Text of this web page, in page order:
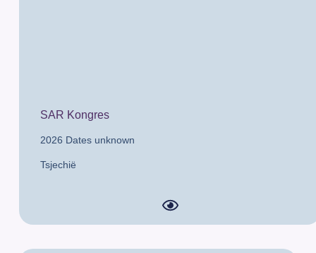
SAR Kongres
2026 Dates unknown
Tsjechië